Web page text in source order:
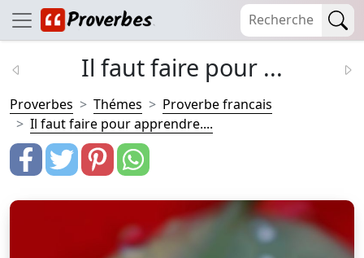
Il faut faire pour ...
Proverbes Thémes
Proverbe francais
Il faut faire pour apprendre....